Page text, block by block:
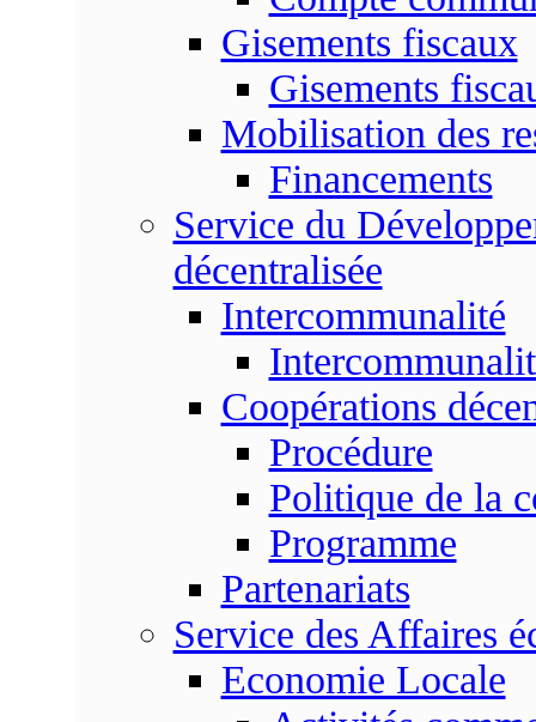
Gisements fiscaux
Gisements
Mobilisation des
Financements
Service du
décentralisée
Intercommunalité
Coopérations
Procédure
Politique de la
Programme
Partenariats
Service des Affaires
Economie Locale